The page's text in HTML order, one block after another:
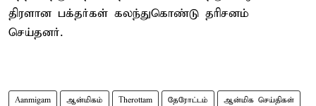
திரளான பக்தர்கள் கலந்துகொண்டு தரிசனம்
செய்தனர்.
Aanmigam ஆன்மிகம் Therottam தேரோட்டம் ஆன்மிக செய்திகள்